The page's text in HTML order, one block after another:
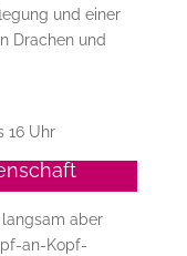
und einer
Drachen und
16 Uhr
aber
an-Kopf-